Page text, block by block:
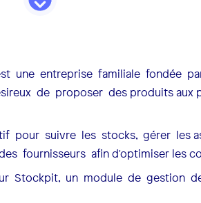
une entreprise familiale fondée
de proposer des produits aux
pour suivre les stocks, gérer les
fournisseurs afin d'optimiser les
Stockpit, un module de gestion